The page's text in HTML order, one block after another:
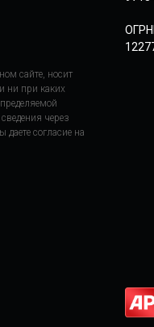
сайте, носит
ни при каких
через
согласие на